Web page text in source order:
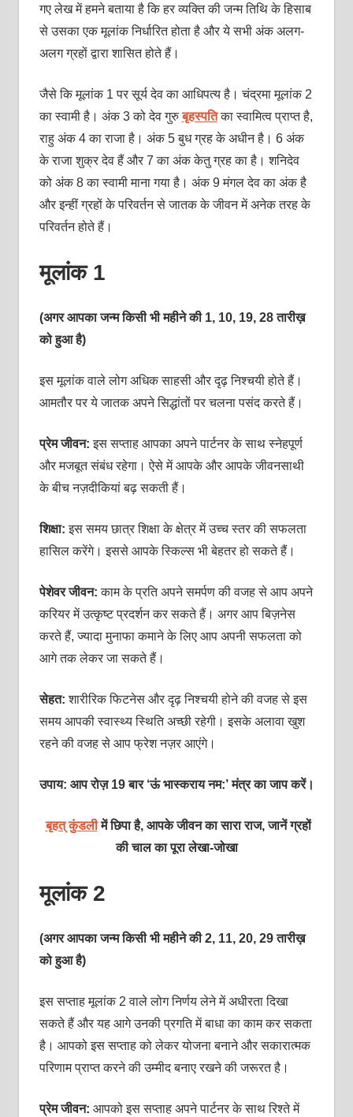
गए लेख में हमने बताया है कि हर व्यक्ति की जन्म तिथि के हिसाब
से उसका एक मूलांक निर्धारित होता है और ये सभी अंक अलग-
अलग ग्रहों द्वारा शासित होते हैं।
जैसे कि मूलांक 1 पर सूर्य देव का आधिपत्य है। चंद्रमा मूलांक 2
का स्वामी है। अंक 3 को देव गुरुबृहस्पतिका स्वामित्व प्राप्त है,
राहु अंक 4 का राजा है। अंक 5 बुध ग्रह के अधीन है। 6 अंक
के राजा शुक्र देव हैं और 7 का अंक केतु ग्रह का है। शनिदेव
को अंक 8 का स्वामी माना गया है। अंक 9 मंगल देव का अंक है
और इन्हीं ग्रहों के परिवर्तन से जातक के जीवन में अनेक तरह के
परिवर्तन होते हैं।
मूलांक 1
(अगर आपका जन्म किसी भी महीने की 1, 10, 19, 28 तारीख़
को हुआ है)
इस मूलांक वाले लोग अधिक साहसी और दृढ़ निश्‍चयी होते हैं।
आमतौर पर ये जातक अपने सिद्धांतों पर चलना पसंद करते हैं।
प्रेम जीवन: इस सप्‍ताह आपका अपने पार्टनर के साथ स्‍नेहपूर्ण
और मजबूत संबंध रहेगा। ऐसे में आपके और आपके जीवनसाथी
के बीच नज़दीकियां बढ़ सकती हैं।
शिक्षा: इस समय छात्र शिक्षा के क्षेत्र में उच्‍च स्‍तर की सफलता
हासिल करेंगे। इससे आपके स्किल्‍स भी बेहतर हो सकते हैं।
पेशेवर जीवन: काम के प्रति अपने समर्पण की वजह से आप अपने
करियर में उत्‍कृष्‍ट प्रदर्शन कर सकते हैं। अगर आप बिज़नेस
करते हैं, ज्‍यादा मुनाफा कमाने के लिए आप अपनी सफलता को
आगे तक लेकर जा सकते हैं।
सेहत:शारीरिक फिटनेस और दृढ़ निश्‍चयी होने की वजह से इस
समय आपकी स्‍वास्‍थ्‍य स्थिति अच्‍छी रहेगी। इसके अलावा खुश
रहने की वजह से आप फ्रेश नज़र आएंगे।
उपाय: आप रोज़ 19 बार ‘ऊं भास्‍कराय नम:’ मंत्र का जाप करें।
बृहत् कुंडली में छिपा है, आपके जीवन का सारा राज, जानें ग्रहों
की चाल का पूरा लेखा-जोखा
मूलांक 2
(अगर आपका जन्म किसी भी महीने की 2, 11, 20, 29 तारीख़
को हुआ है)
इस सप्‍ताह मूलांक 2 वाले लोग निर्णय लेने में अधीरता दिखा
सकते हैं और यह आगे उनकी प्रगति में बाधा का काम कर सकता
है। आपको इस सप्‍ताह को लेकर योजना बनाने और सकारात्‍मक
परिणाम प्राप्‍त करने की उम्‍मीद बनाए रखने की जरूरत है।
प्रेम जीवन: आपको इस सप्‍ताह अपने पार्टनर के साथ रिश्‍ते में